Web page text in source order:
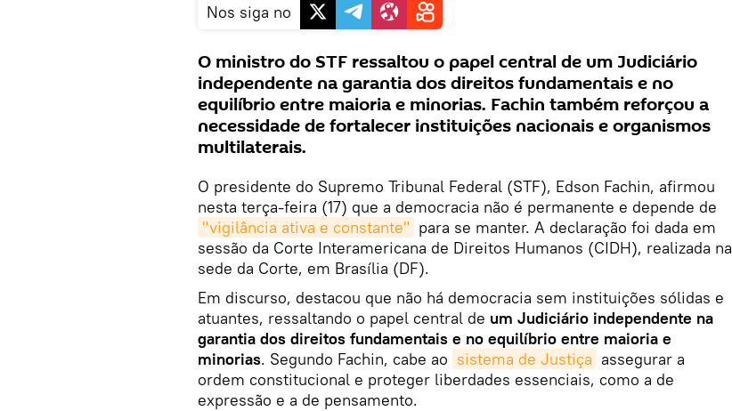
Nos siga no
O ministro do STF ressaltou o papel central de um Judiciário
independente na garantia dos direitos fundamentais e no
equilíbrio entre maioria e minorias. Fachin também reforçou a
necessidade de fortalecer instituições nacionais e organismos
multilaterais.
O presidente do Supremo Tribunal Federal (STF), Edson Fachin, afirmou
nesta terça-feira (17) que a democracia não é permanente e depende de
"vigilância ativa e constante" para se manter. A declaração foi dada em
sessão da Corte Interamericana de Direitos Humanos (CIDH), realizada na
sede da Corte, em Brasília (DF).
Em discurso, destacou que não há democracia sem instituições sólidas e
atuantes, ressaltando o papel central de um Judiciário independente na
garantia dos direitos fundamentais e no equilíbrio entre maioria e
minorias. Segundo Fachin, cabe ao sistema de Justiça assegurar a
ordem constitucional e proteger liberdades essenciais, como a de
expressão e a de pensamento.